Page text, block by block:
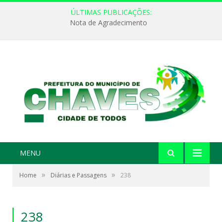
ÚLTIMAS PUBLICAÇÕES:
Nota de Agradecimento
MENU
Home » Diárias e Passagens » 238
238